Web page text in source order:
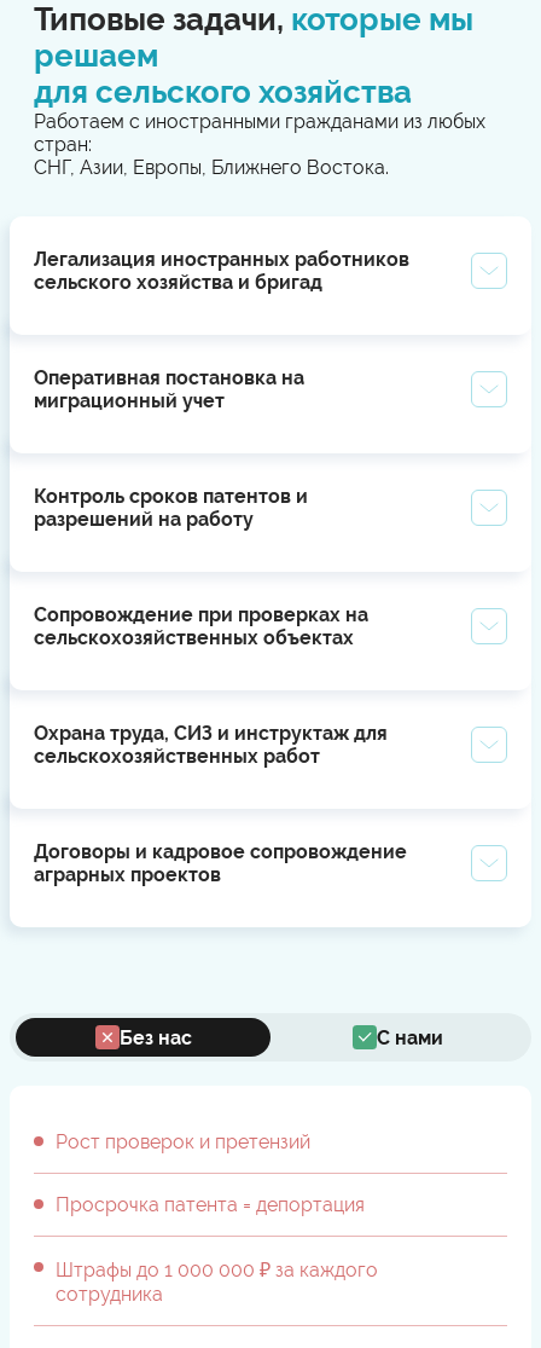
Типовые задачи, которые мы
решаем
для сельского хозяйства
Работаем с иностранными гражданами из любых
стран:
СНГ, Азии, Европы, Ближнего Востока.
Легализация иностранных работников
сельского хозяйства и бригад
Оперативная постановка на
миграционный учет
Контроль сроков патентов и
разрешений на работу
Сопровождение при проверках на
сельскохозяйственных объектах
Охрана труда, СИЗ и инструктаж для
сельскохозяйственных работ
Договоры и кадровое сопровождение
аграрных проектов
Без нас С нами
Рост проверок и претензий
Просрочка патента = депортация
Штрафы до 1 000 000 ₽ за каждого
сотрудника